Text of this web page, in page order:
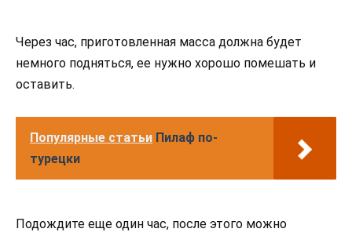
Через час, приготовленная масса должна будет
немного подняться, ее нужно хорошо помешать и
оставить.
Популярные статьи Пилаф по-
турецки
Подождите еще один час, после этого можно